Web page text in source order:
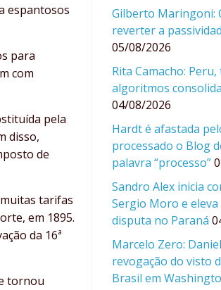
espantosos
para
com
pela
disso,
de
tarifas
em 1895.
da 16ª
tornou
Gilberto Maringoni:
reverter a
05/08/2026
Rita Camacho:
algoritmos
04/08/2026
Hardt é afastada
processado o Blog
palavra “processo”
Sandro Alex inicia
Sergio Moro e
disputa no Paraná
Marcelo Zero:
revogação do visto
Brasil em